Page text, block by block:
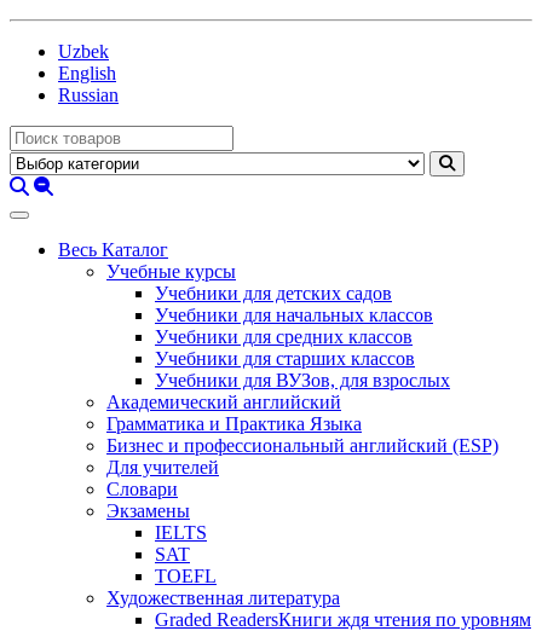
Uzbek
English
Russian
Весь Каталог
Учебные курсы
Учебники для детских садов
Учебники для начальных классов
Учебники для средних классов
Учебники для старших классов
Учебники для ВУЗов, для взрослых
Академический английский
Грамматика и Практика Языка
Бизнес и профессиональный английский (ESP)
Для учителей
Словари
Экзамены
IELTS
SAT
TOEFL
Художественная литература
Graded ReadersКниги ждя чтения по уровням